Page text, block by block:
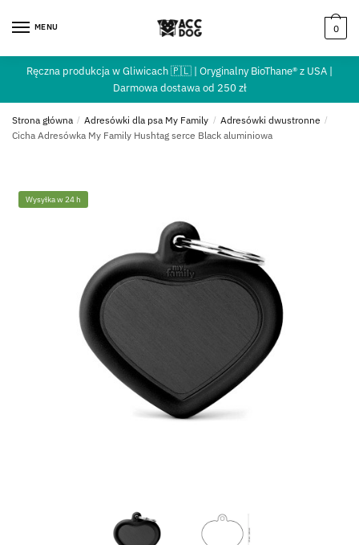
MENU 0
Ręczna produkcja w Gliwicach 🇵🇱 | Oryginalny BioThane® z USA |
Darmowa dostawa od 250 zł
Strona główna / Adresówki dla psa My Family / Adresówki dwustronne /
Cicha Adresówka My Family Hushtag serce Black aluminiowa
Wysyłka w 24 h